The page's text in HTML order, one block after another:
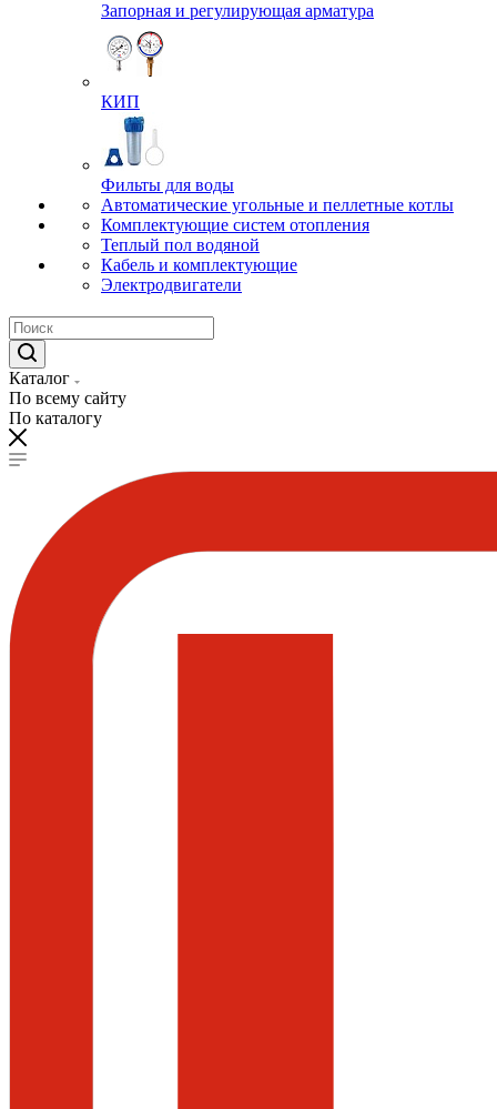
Запорная и регулирующая арматура
КИП
Фильты для воды
Автоматические угольные и пеллетные котлы
Комплектующие систем отопления
Теплый пол водяной
Кабель и комплектующие
Электродвигатели
Каталог
По всему сайту
По каталогу